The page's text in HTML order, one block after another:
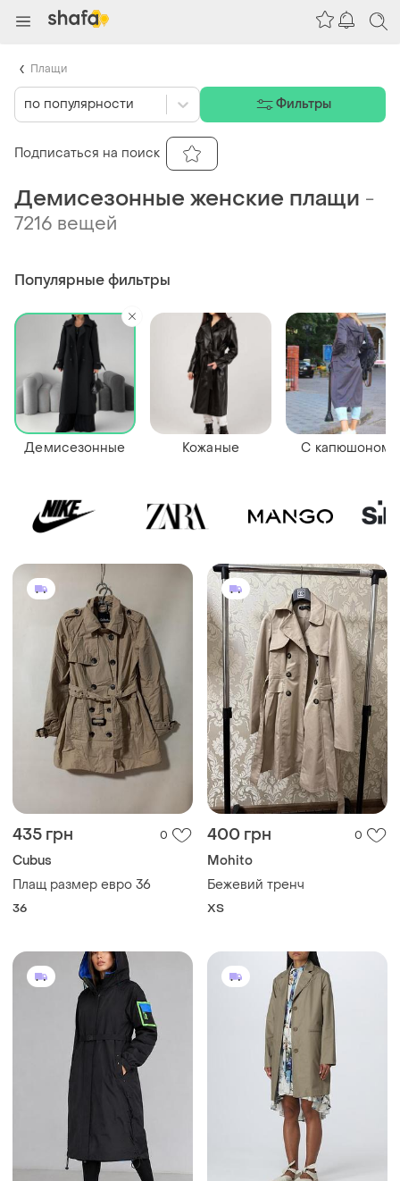
Демисезонные женские плащи -
7216 вещей
435 грн 0
Cubus
Плащ размер евро 36
36
400 грн 0
Mohito
Бежевий тренч
ХS
Популярные фильтры
Демисезонные Кожаные С капюшоном
по популярности Фильтры
Подписаться на поиск
Плащи